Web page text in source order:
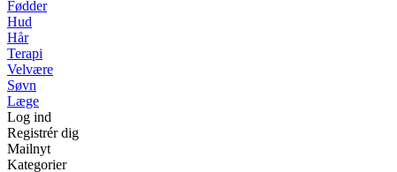
Fødder
Hud
Hår
Terapi
Velvære
Søvn
Læge
Log ind
Registrér dig
Mailnyt
Kategorier